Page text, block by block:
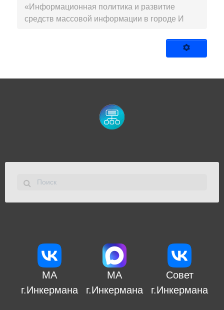
«Информационная политика и развитие
средств массовой информации в городе И
МА
г.Инкермана
МА
г.Инкермана
Совет
г.Инкермана